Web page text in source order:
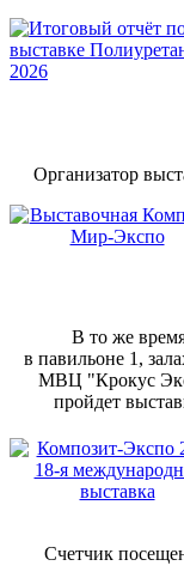
Организатор
В то же
в павильоне 1,
МВЦ "Крокус
пройдет
Счетчик